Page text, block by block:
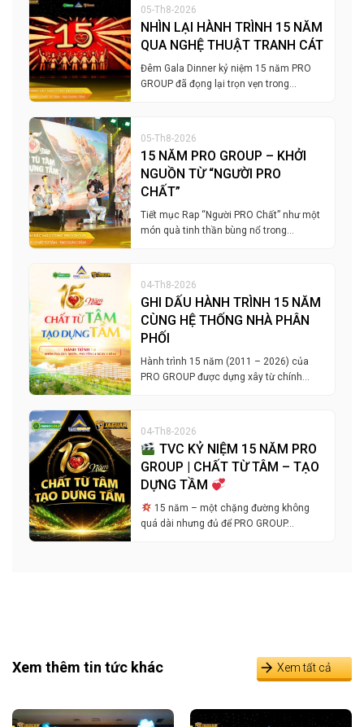
05-Th8-2026
NHÌN LẠI HÀNH TRÌNH 15 NĂM
QUA NGHỆ THUẬT TRANH CÁT
Đêm Gala Dinner kỷ niệm 15 năm PRO
GROUP đã đọng lại trọn vẹn trong…
05-Th8-2026
15 NĂM PRO GROUP – KHỞI
NGUỒN TỪ “NGƯỜI PRO
CHẤT”
Tiết mục Rap “Người PRO Chất” như một
món quà tinh thần bùng nổ trong…
04-Th8-2026
GHI DẤU HÀNH TRÌNH 15 NĂM
CÙNG HỆ THỐNG NHÀ PHÂN
PHỐI
Hành trình 15 năm (2011 – 2026) của
PRO GROUP được dựng xây từ chính…
04-Th8-2026
TVC KỶ NIỆM 15 NĂM PRO
GROUP | CHẤT TỪ TÂM – TẠO
DỰNG TẦM
15 năm – một chặng đường không
quá dài nhưng đủ để PRO GROUP…
Xem thêm tin tức khác Xem tất cả